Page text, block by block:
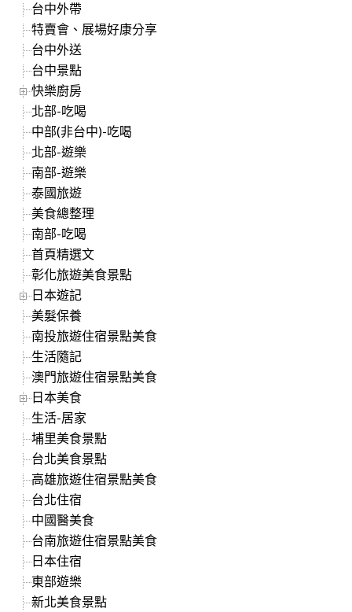
台中外帶
特賣會、展場好康分享
台中外送
台中景點
快樂廚房
北部-吃喝
中部(非台中)-吃喝
北部-遊樂
南部-遊樂
泰國旅遊
美食總整理
南部-吃喝
首頁精選文
彰化旅遊美食景點
日本遊記
美髮保養
南投旅遊住宿景點美食
生活隨記
澳門旅遊住宿景點美食
日本美食
生活-居家
埔里美食景點
台北美食景點
高雄旅遊住宿景點美食
台北住宿
中國醫美食
台南旅遊住宿景點美食
日本住宿
東部遊樂
新北美食景點